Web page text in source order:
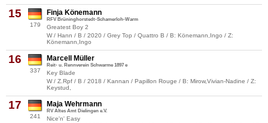
15
179
Finja Könemann
RFV Brüninghorstedt-Schamerloh-Warm
Greatest Boy 2
W / Hann / B / 2020 / Grey Top / Quattro B / B: Könemann,Ingo / Z:
Könemann,Ingo
16
337
Marcell Müller
Reit- u. Rennverein Schwarme 1897 e
Key Blade
W / Z.Rpf / B / 2018 / Kannan / Papillon Rouge / B: Mirow,Vivian-Nadine / Z:
Keystud,
17
241
Maja Wehrmann
RV Altes Amt Dielingen e.V.
Nice'n' Easy